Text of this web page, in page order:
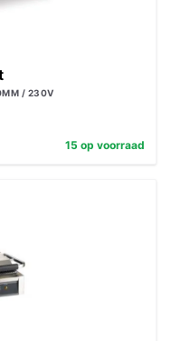
/ 230V
15 op voorraad